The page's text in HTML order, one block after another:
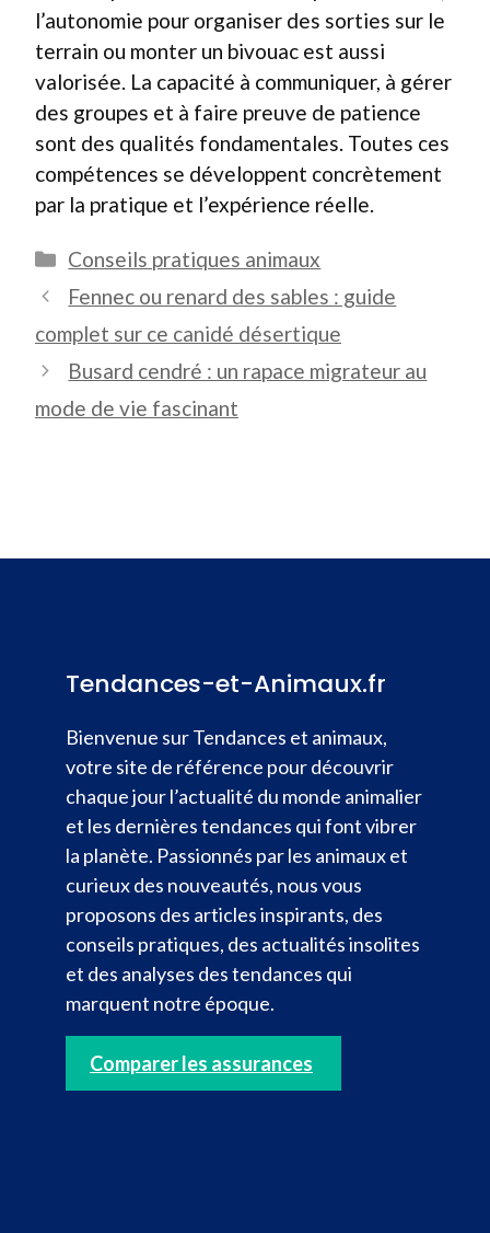
l’autonomie pour organiser des sorties sur le
terrain ou monter un bivouac est aussi
valorisée. La capacité à communiquer, à gérer
des groupes et à faire preuve de patience
sont des qualités fondamentales. Toutes ces
compétences se développent concrètement
par la pratique et l’expérience réelle.
Catégories
Conseils pratiques animaux
Fennec ou renard des sables : guide
complet sur ce canidé désertique
Busard cendré : un rapace migrateur au
mode de vie fascinant
Tendances-et-Animaux.fr
Bienvenue sur Tendances et animaux,
votre site de référence pour découvrir
chaque jour l’actualité du monde animalier
et les dernières tendances qui font vibrer
la planète. Passionnés par les animaux et
curieux des nouveautés, nous vous
proposons des articles inspirants, des
conseils pratiques, des actualités insolites
et des analyses des tendances qui
marquent notre époque.
Comparer les assurances